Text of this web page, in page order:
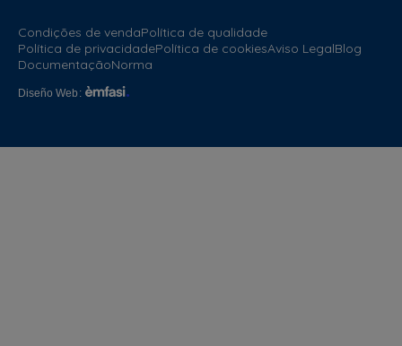
Condições de vendaPolítica de qualidade
Política de privacidadePolítica de cookiesAviso LegalBlog
DocumentaçãoNorma
Diseño Web :